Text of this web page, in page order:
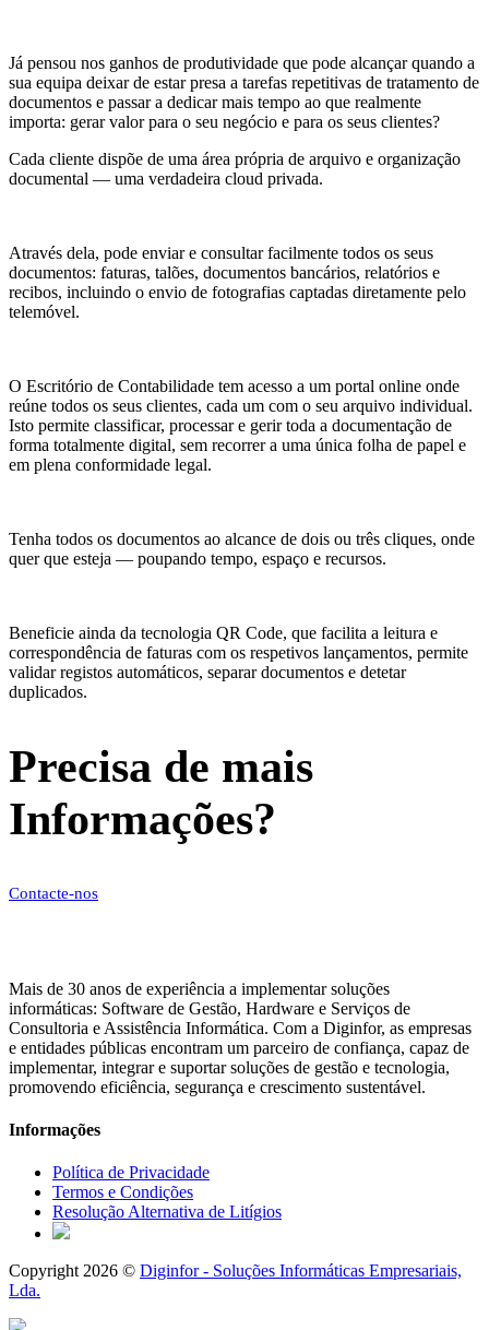
Já pensou nos ganhos de produtividade que pode alcançar quando a
sua equipa deixar de estar presa a tarefas repetitivas de tratamento de
documentos e passar a dedicar mais tempo ao que realmente
importa: gerar valor para o seu negócio e para os seus clientes?
Cada cliente dispõe de uma área própria de arquivo e organização
documental — uma verdadeira cloud privada.
Através dela, pode enviar e consultar facilmente todos os seus
documentos: faturas, talões, documentos bancários, relatórios e
recibos, incluindo o envio de fotografias captadas diretamente pelo
telemóvel.
O Escritório de Contabilidade tem acesso a um portal online onde
reúne todos os seus clientes, cada um com o seu arquivo individual.
Isto permite classificar, processar e gerir toda a documentação de
forma totalmente digital, sem recorrer a uma única folha de papel e
em plena conformidade legal.
Tenha todos os documentos ao alcance de dois ou três cliques, onde
quer que esteja — poupando tempo, espaço e recursos.
Beneficie ainda da tecnologia QR Code, que facilita a leitura e
correspondência de faturas com os respetivos lançamentos, permite
validar registos automáticos, separar documentos e detetar
duplicados.
Precisa de mais
Informações?
Contacte-nos
Mais de 30 anos de experiência a implementar soluções
informáticas: Software de Gestão, Hardware e Serviços de
Consultoria e Assistência Informática. Com a Diginfor, as empresas
e entidades públicas encontram um parceiro de confiança, capaz de
implementar, integrar e suportar soluções de gestão e tecnologia,
promovendo eficiência, segurança e crescimento sustentável.
Informações
Política de Privacidade
Termos e Condições
Resolução Alternativa de Litígios
Copyright 2026 © Diginfor - Soluções Informáticas Empresariais,
Lda.